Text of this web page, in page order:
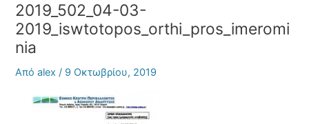
2019_502_04-03-
2019_iswtotopos_orthi_pros_imeromi
nia
Απόalex/ 9 Οκτωβρίου, 2019